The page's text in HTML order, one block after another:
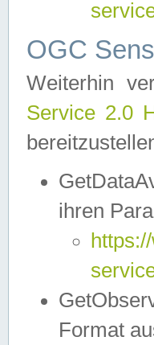
OGC
Weiterhin
Service 2.0
ihren
Format